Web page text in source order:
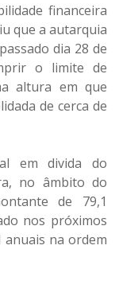
financeira
que a autarquia
dia 28 de
o limite de
altura em que
de cerca de
em divida do
no âmbito do
de 79,1
nos próximos
anuais na ordem